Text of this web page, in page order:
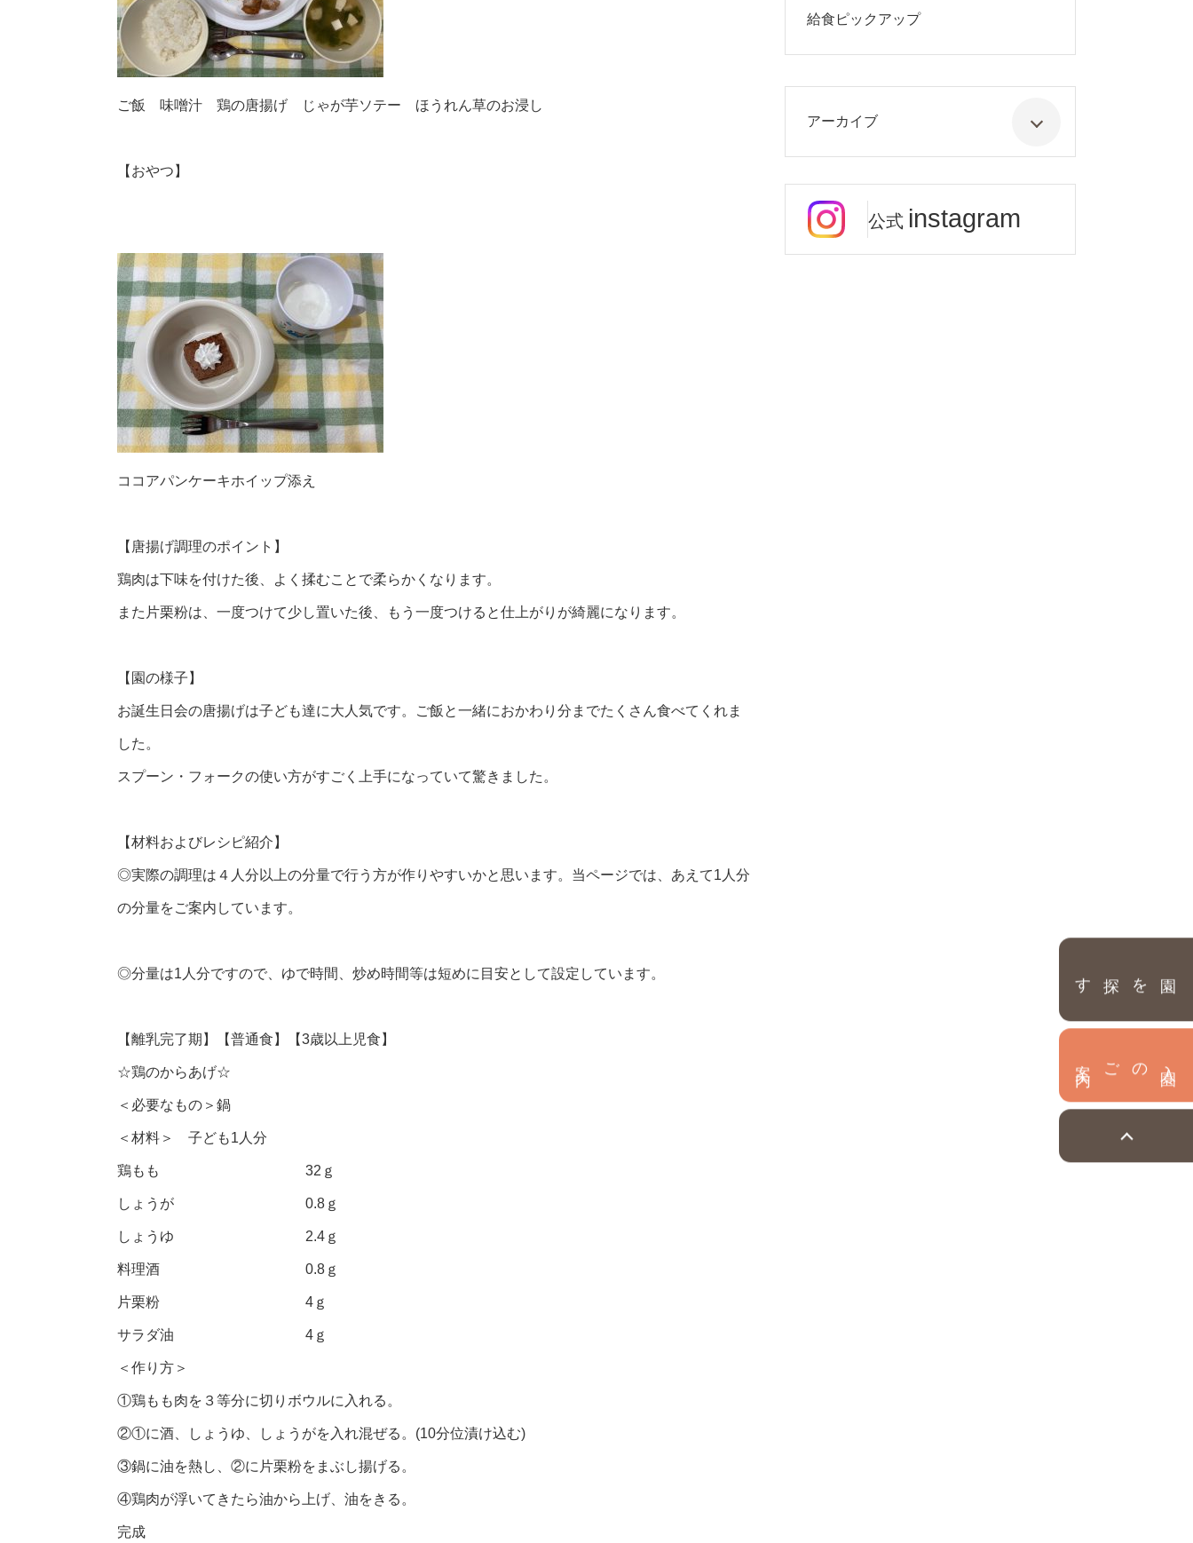
園を探す
ご飯 味噌汁 鶏の唐揚げ じゃが芋ソテー ほうれん草のお浸し
【おやつ】
ココアパンケーキホイップ添え
【唐揚げ調理のポイント】
鶏肉は下味を付けた後、よく揉むことで柔らかくなります。
また片栗粉は、一度つけて少し置いた後、もう一度つけると仕上がりが綺麗になります。
【園の様子】
お誕生日会の唐揚げは子ども達に大人気です。ご飯と一緒におかわり分までたくさん食べてくれま
した。
スプーン・フォークの使い方がすごく上手になっていて驚きました。
【材料およびレシピ紹介】
◎実際の調理は４人分以上の分量で行う方が作りやすいかと思います。当ページでは、あえて1人分
の分量をご案内しています。
◎分量は1人分ですので、ゆで時間、炒め時間等は短めに目安として設定しています。
【離乳完了期】【普通食】【3歳以上児食】
☆鶏のからあげ☆
＜必要なもの＞鍋
＜材料＞ 子ども1人分
鶏もも 32ｇ
しょうが 0.8ｇ
しょうゆ 2.4ｇ
料理酒 0.8ｇ
片栗粉 4ｇ
サラダ油 4ｇ
＜作り方＞
①鶏もも肉を３等分に切りボウルに入れる。
②①に酒、しょうゆ、しょうがを入れ混ぜる。(10分位漬け込む)
③鍋に油を熱し、②に片栗粉をまぶし揚げる。
④鶏肉が浮いてきたら油から上げ、油をきる。
完成
給食ピックアップ
アーカイブ
公式 instagram